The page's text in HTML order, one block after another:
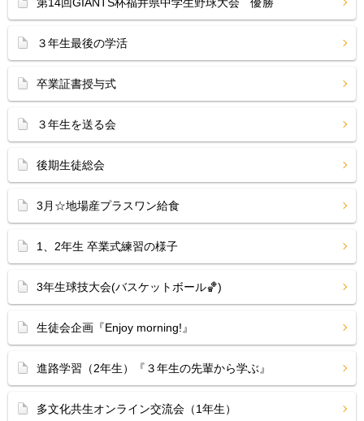
３年生最後の学活
卒業証書授与式
３年生を送る会
後期生徒総会
3月☆地場産プラスワン給食
1、2年生 卒業式練習の様子
3年生球技大会(バスケットボール🏀)
生徒会企画『Enjoy morning!』
進路学習（2年生）『３年生の先輩から学ぶ』
多文化共生オンライン交流会（1年生）